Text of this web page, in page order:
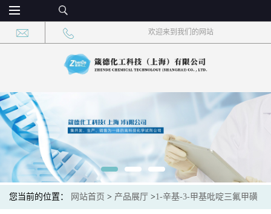
欢迎来到我们的网站
您当前的位置： 网站首页 > 产品展厅 >1-辛基-3-甲基吡啶三氟甲磺